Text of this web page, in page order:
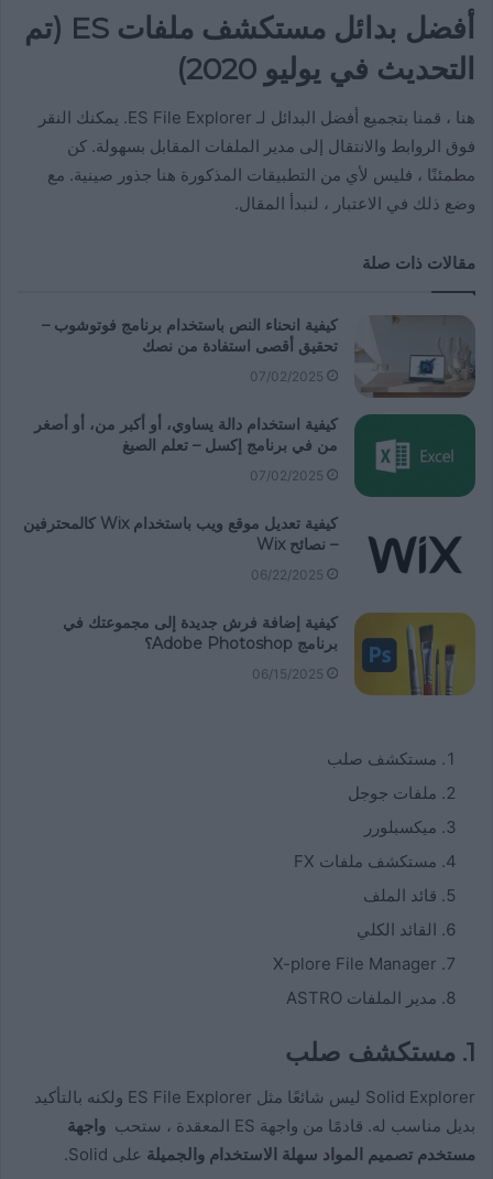
أفضل بدائل مستكشف ملفات ES (تم
التحديث في يوليو 2020)
هنا ، قمنا بتجميع أفضل البدائل لـ ES File Explorer. يمكنك النقر
فوق الروابط والانتقال إلى مدير الملفات المقابل بسهولة. كن
مطمئنًا ، فليس لأي من التطبيقات المذكورة هنا جذور صينية. مع
وضع ذلك في الاعتبار ، لنبدأ المقال.
مقالات ذات صلة
كيفية انحناء النص باستخدام برنامج فوتوشوب –
تحقيق أقصى استفادة من نصك
07/02/2025
كيفية استخدام دالة يساوي، أو أكبر من، أو أصغر
من في برنامج إكسل – تعلم الصيغ
07/02/2025
كيفية تعديل موقع ويب باستخدام Wix كالمحترفين
– نصائح Wix
06/22/2025
كيفية إضافة فرش جديدة إلى مجموعتك في
برنامج Adobe Photoshop؟
06/15/2025
مستكشف صلب
ملفات جوجل
ميكسبلورر
مستكشف ملفات FX
قائد الملف
القائد الكلي
X-plore File Manager
مدير الملفات ASTRO
1. مستكشف صلب
Solid Explorer ليس شائعًا مثل ES File Explorer ولكنه بالتأكيد
بديل مناسب له. قادمًا من واجهة ES المعقدة ، ستحب
واجهة
مستخدم تصميم المواد سهلة الاستخدام والجميلة على Solid.